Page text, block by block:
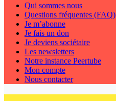
Qui sommes nous
Questions fréquentes (FAQ)
Je m’abonne
Je fais un don
Je deviens sociétaire
Les newsletters
Notre instance Peertube
Mon compte
Nous contacter